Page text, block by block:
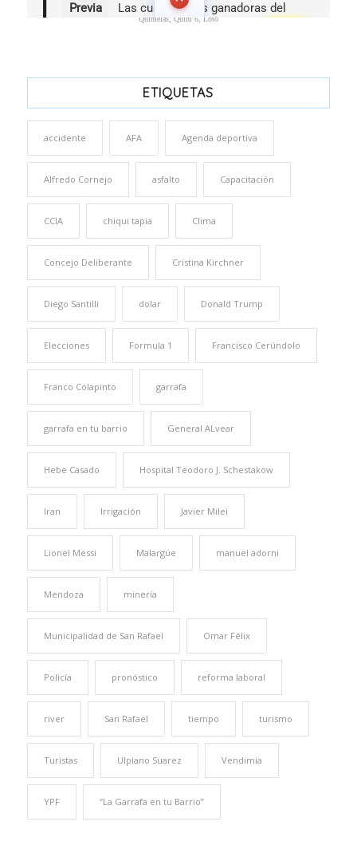
Quinielas, Quini 6, Loto
ETIQUETAS
accidente AFA Agenda deportiva
Alfredo Cornejo asfalto Capacitación
CCIA chiqui tapia Clima
Concejo Deliberante Cristina Kirchner
Diego Santilli dolar Donald Trump
Elecciones Formula 1 Francisco Cerúndolo
Franco Colapinto garrafa
garrafa en tu barrio General ALvear
Hebe Casado Hospital Teodoro J. Schestakow
Iran Irrigación Javier Milei
Lionel Messi Malargüe manuel adorni
Mendoza minería
Municipalidad de San Rafael Omar Félix
Policía pronóstico reforma laboral
river San Rafael tiempo turismo
Turistas Ulpiano Suarez Vendimia
YPF “La Garrafa en tu Barrio”